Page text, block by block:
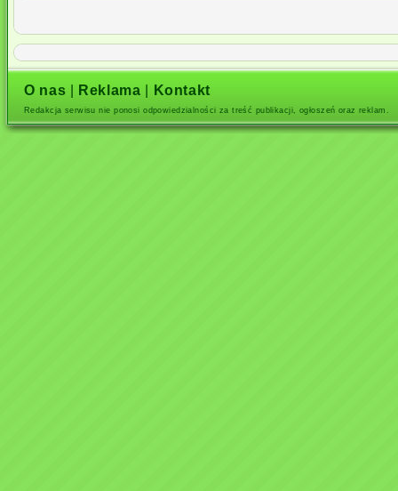
O nas Reklama Kontakt
Redakcja serwisu nie ponosi odpowiedzialności za treść publikacji, ogłoszeń oraz reklam.